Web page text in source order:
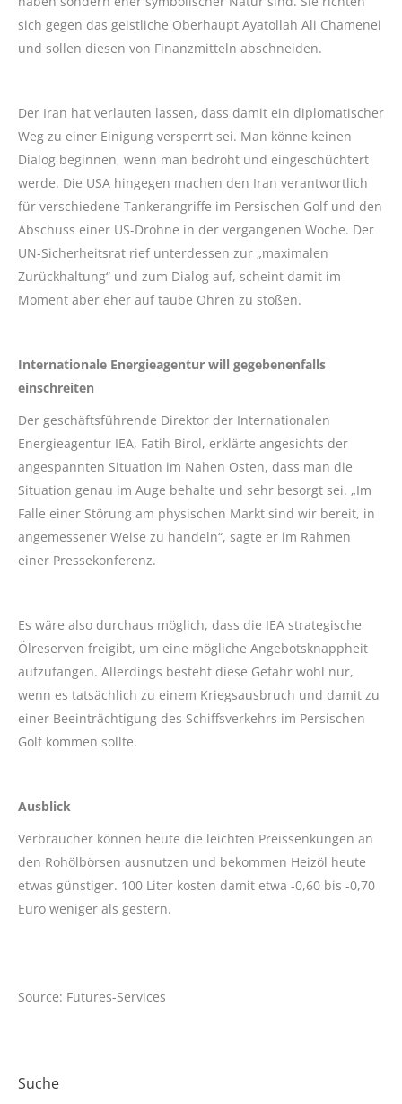
sich gegen das geistliche Oberhaupt Ayatollah Ali Chamenei
und sollen diesen von Finanzmitteln abschneiden.
Der Iran hat verlauten lassen, dass damit ein diplomatischer
Weg zu einer Einigung versperrt sei. Man könne keinen
Dialog beginnen, wenn man bedroht und eingeschüchtert
werde. Die USA hingegen machen den Iran verantwortlich
für verschiedene Tankerangriffe im Persischen Golf und den
Abschuss einer US-Drohne in der vergangenen Woche. Der
UN-Sicherheitsrat rief unterdessen zur „maximalen
Zurückhaltung“ und zum Dialog auf, scheint damit im
Moment aber eher auf taube Ohren zu stoßen.
Internationale Energieagentur will gegebenenfalls
einschreiten
Der geschäftsführende Direktor der Internationalen
Energieagentur IEA, Fatih Birol, erklärte angesichts der
angespannten Situation im Nahen Osten, dass man die
Situation genau im Auge behalte und sehr besorgt sei. „Im
Falle einer Störung am physischen Markt sind wir bereit, in
angemessener Weise zu handeln“, sagte er im Rahmen
einer Pressekonferenz.
Es wäre also durchaus möglich, dass die IEA strategische
Ölreserven freigibt, um eine mögliche Angebotsknappheit
aufzufangen. Allerdings besteht diese Gefahr wohl nur,
wenn es tatsächlich zu einem Kriegsausbruch und damit zu
einer Beeinträchtigung des Schiffsverkehrs im Persischen
Golf kommen sollte.
Ausblick
Verbraucher können heute die leichten Preissenkungen an
den Rohölbörsen ausnutzen und bekommen Heizöl heute
etwas günstiger. 100 Liter kosten damit etwa -0,60 bis -0,70
Euro weniger als gestern.
Source: Futures-Services
Suche